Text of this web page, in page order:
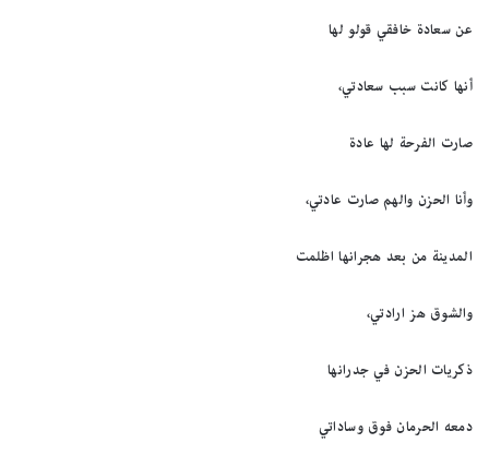
عن سعادة خافقي قولو لها
أنها كانت سبب سعادتي،
صارت الفرحة لها عادة
وأنا الحزن والهم صارت عادتي،
المدينة من بعد هجرانها اظلمت
والشوق هز ارادتي،
ذكريات الحزن في جدرانها
دمعه الحرمان فوق وساداتي